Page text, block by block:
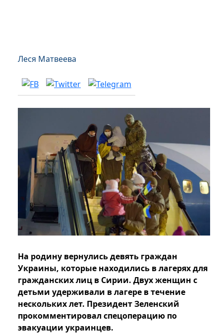
Леся Матвеева
На родину вернулись девять граждан
Украины, которые находились в лагерях для
гражданских лиц в Сирии. Двух женщин с
детьми удерживали в лагере в течение
нескольких лет. Президент Зеленский
прокомментировал спецоперацию по
эвакуации украинцев.